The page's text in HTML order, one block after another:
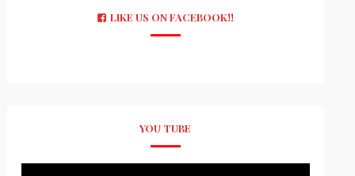
LIKE US ON FACEBOOK!!
YOU TUBE